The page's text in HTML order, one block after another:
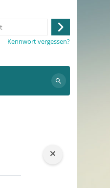
Anmelden
Kennwort vergessen?
Suchen